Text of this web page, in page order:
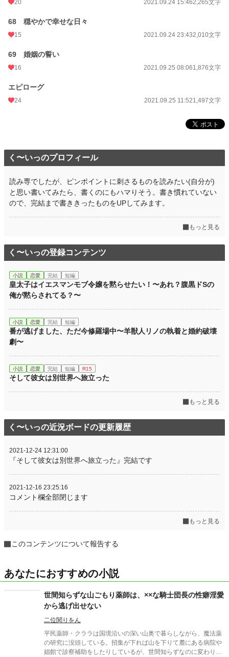
20 2021.09.24 15:462,265文字
68 穏やかで幸せな日々
15 2021.09.24 23:432,010文字
69 婚姻の誓い
16 2021.09.25 08:061,876文字
エピローグ
24 2021.09.25 11:521,497文字
く〜いっのプロフィール
読み専でしたが、ピンポイントに刺さるものを読みたい(自分が)
と思い書いてみたら、書くのにもハマりそう。書き慣れていない
ので、完結まで書ききったものをUPしてみます。
もっと見る
く〜いっの登録コンテンツ
小説 恋愛 完結 短編
皇太子はイエスマンモブ令嬢を黙らせたい！〜あれ？腹黒ドSの
俺が黙らされてる？〜
小説 恋愛 完結 短編
番が逃げました、ただ今修羅場中〜羊獣人リノの執着と婚約破壊
劇〜
小説 恋愛 完結 短編 R15
そして彼女は別世界へ旅立った
もっと見る
く〜いっの近況ボードの更新履歴
2021-12-24 12:31:00
『そして彼女は別世界へ旅立った』完結です
2021-12-16 23:25:16
コメント欄全部閉じます
もっと見る
このコンテンツについて報告する
あなたにおすすめの小説
世間知らずな山ごもり薬師は、××な騎士団長の性癖淫愛
から逃げ出せない
二位関りをん
平民薬師・クララは国境沿いの深い山奥で暮らしながら、魔法薬
の研究に没頭している。招集が下れば山を下りて麓にある病院や
娼館で診察補助をしたりしているが、世間知らずなのに変わりは